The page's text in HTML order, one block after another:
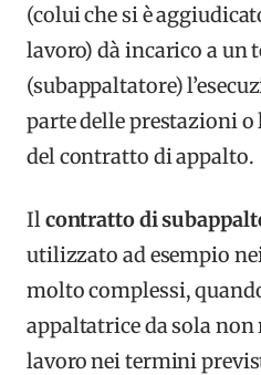
(colui che si è
lavoro) dà incarico a un
(subappaltatore)
parte delle prestazioni
del contratto di appalto.
Ilcontratto di
utilizzato ad esempio
molto complessi,
appaltatrice da sola non
lavoro nei termini